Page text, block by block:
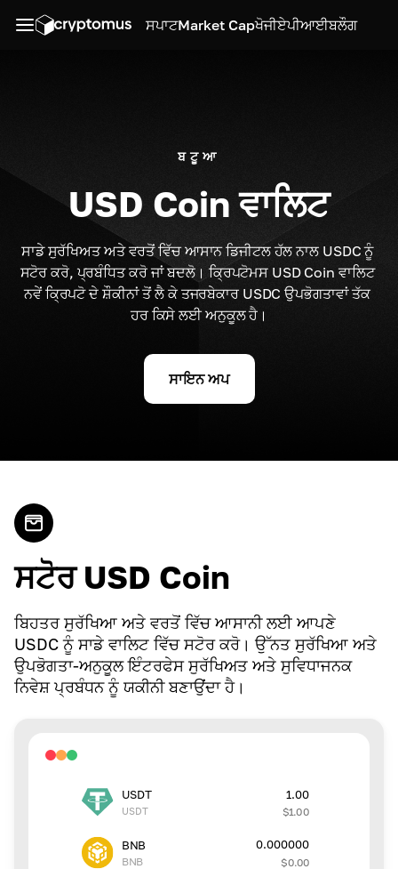
ਸਪਾਟMarket Capਖੋਜੀਏਪੀਆਈਬਲੌਗ
ਬਟੂਆ
USD Coin ਵਾਲਿਟ
ਸਾਡੇ ਸੁਰੱਖਿਅਤ ਅਤੇ ਵਰਤੋਂ ਵਿੱਚ ਆਸਾਨ ਡਿਜੀਟਲ ਹੱਲ ਨਾਲ USDC ਨੂੰ
ਸਟੋਰ ਕਰੋ, ਪ੍ਰਬੰਧਿਤ ਕਰੋ ਜਾਂ ਬਦਲੋ। ਕ੍ਰਿਪਟੋਮਸ USD Coin ਵਾਲਿਟ
ਨਵੇਂ ਕ੍ਰਿਪਟੋ ਦੇ ਸ਼ੌਕੀਨਾਂ ਤੋਂ ਲੈ ਕੇ ਤਜਰਬੇਕਾਰ USDC ਉਪਭੋਗਤਾਵਾਂ ਤੱਕ
ਹਰ ਕਿਸੇ ਲਈ ਅਨੁਕੂਲ ਹੈ।
ਸਾਇਨ ਅਪ
ਸਟੋਰ USD Coin
ਬਿਹਤਰ ਸੁਰੱਖਿਆ ਅਤੇ ਵਰਤੋਂ ਵਿੱਚ ਆਸਾਨੀ ਲਈ ਆਪਣੇ
USDC ਨੂੰ ਸਾਡੇ ਵਾਲਿਟ ਵਿੱਚ ਸਟੋਰ ਕਰੋ। ਉੱਨਤ ਸੁਰੱਖਿਆ ਅਤੇ
ਉਪਭੋਗਤਾ-ਅਨੁਕੂਲ ਇੰਟਰਫੇਸ ਸੁਰੱਖਿਅਤ ਅਤੇ ਸੁਵਿਧਾਜਨਕ
ਨਿਵੇਸ਼ ਪ੍ਰਬੰਧਨ ਨੂੰ ਯਕੀਨੀ ਬਣਾਉਂਦਾ ਹੈ।
USDT
USDT
1.00
$1.00
BNB
BNB
0.000000
$0.00